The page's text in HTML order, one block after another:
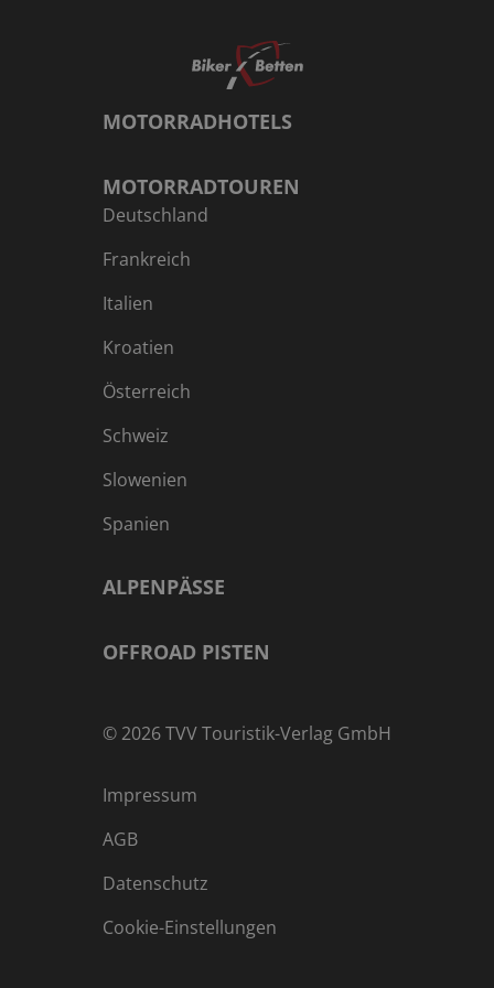
MOTORRADHOTELS
MOTORRADTOUREN
Deutschland
Frankreich
Italien
Kroatien
Österreich
Schweiz
Slowenien
Spanien
ALPENPÄSSE
OFFROAD PISTEN
© 2026TVV Touristik-Verlag GmbH
Impressum
AGB
Datenschutz
Cookie-Einstellungen